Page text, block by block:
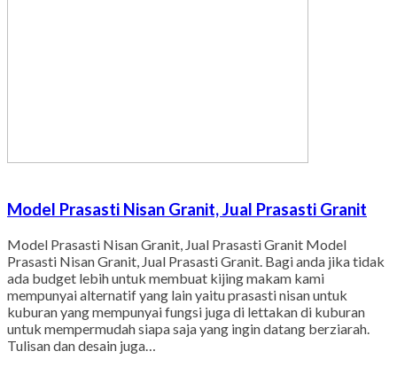
Model Prasasti Nisan Granit, Jual Prasasti Granit
Model Prasasti Nisan Granit, Jual Prasasti Granit Model
Prasasti Nisan Granit, Jual Prasasti Granit. Bagi anda jika tidak
ada budget lebih untuk membuat kijing makam kami
mempunyai alternatif yang lain yaitu prasasti nisan untuk
kuburan yang mempunyai fungsi juga di lettakan di kuburan
untuk mempermudah siapa saja yang ingin datang berziarah.
Tulisan dan desain juga…